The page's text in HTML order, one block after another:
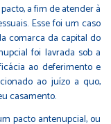
a fim de atender à
Esse foi um caso
comarca da capital do
foi lavrada sob a
ao deferimento e
ao juízo a quo,
casamento.
pacto antenupcial, ou